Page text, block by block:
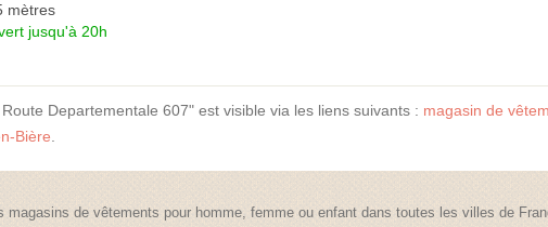
mètres
jusqu'à 20h
Departementale 607" est visible via les liens suivants : magasin de
Bière
magasins de vêtements pour homme, femme ou enfant dans toutes les villes de